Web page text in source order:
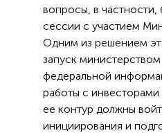
вопросы, в частности,
сессии с участием
Одним из решением
запуск
федеральной
работы с
ее контур должны
инициирования и